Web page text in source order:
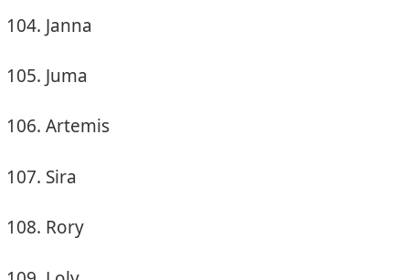
Janna
Juma
Artemis
Sira
Rory